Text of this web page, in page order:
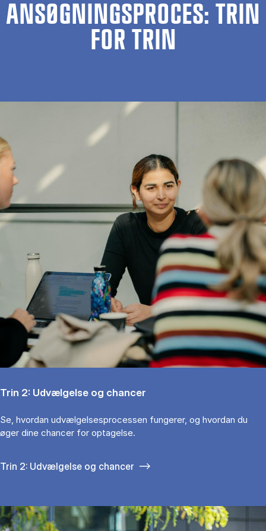
ANSØGNINGSPROCES: TRIN
FOR TRIN
Trin 2: Udvælgelse og chancer
Se, hvordan udvælgelsesprocessen fungerer, og hvordan du
øger dine chancer for optagelse.
Trin 2: Udvælgelse og chancer